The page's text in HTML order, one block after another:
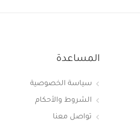
المساعدة
سياسة الخصوصية
الشروط والأحكام
تواصل معنا